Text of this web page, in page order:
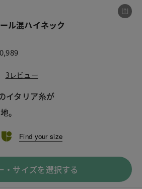
ル混ハイネック
3レビュー
イタリア糸が
。
Find your size
・サイズを選択する
メリノウール混ハイネック
税込¥10,989
X メール